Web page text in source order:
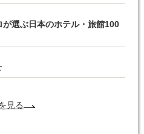
が選ぶ日本のホテル・旅館100
見る